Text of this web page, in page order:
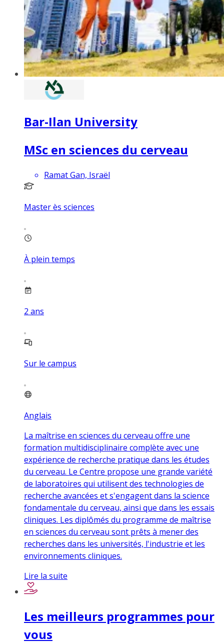
Bar-Ilan University
MSc en sciences du cerveau
Ramat Gan, Israël
Master ès sciences
À plein temps
2 ans
Sur le campus
Anglais
La maîtrise en sciences du cerveau offre une
formation multidisciplinaire complète avec une
expérience de recherche pratique dans les études
du cerveau. Le Centre propose une grande variété
de laboratoires qui utilisent des technologies de
recherche avancées et s'engagent dans la science
fondamentale du cerveau, ainsi que dans les essais
cliniques. Les diplômés du programme de maîtrise
en sciences du cerveau sont prêts à mener des
recherches dans les universités, l'industrie et les
environnements cliniques.
Lire la suite
Les meilleurs programmes pour
vous